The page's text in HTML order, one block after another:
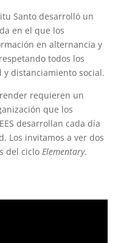
Santo desarrolló un
en el que los
en alternancia y
todos los
distanciamiento social.
requieren un
que los
desarrollan cada día
Los invitamos a ver dos
del ciclo Elementary.